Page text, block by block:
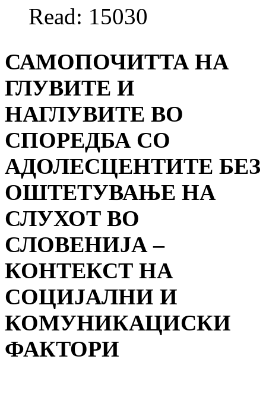
Read: 15030
САМОПОЧИТТА НА
ГЛУВИТЕ И
НАГЛУВИТЕ ВО
СПОРЕДБА СО
АДОЛЕСЦЕНТИТЕ БЕЗ
ОШТЕТУВАЊЕ НА
СЛУХОТ ВО
СЛОВЕНИЈА –
КОНТЕКСТ НА
СОЦИЈАЛНИ И
КОМУНИКАЦИСКИ
ФАКТОРИ